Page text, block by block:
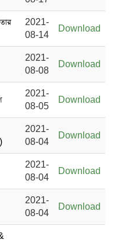
2021-
08-14
Download
2021-
08-08
Download
2021-
08-05
Download
2021-
08-04
Download
2021-
08-04
Download
2021-
08-04
Download